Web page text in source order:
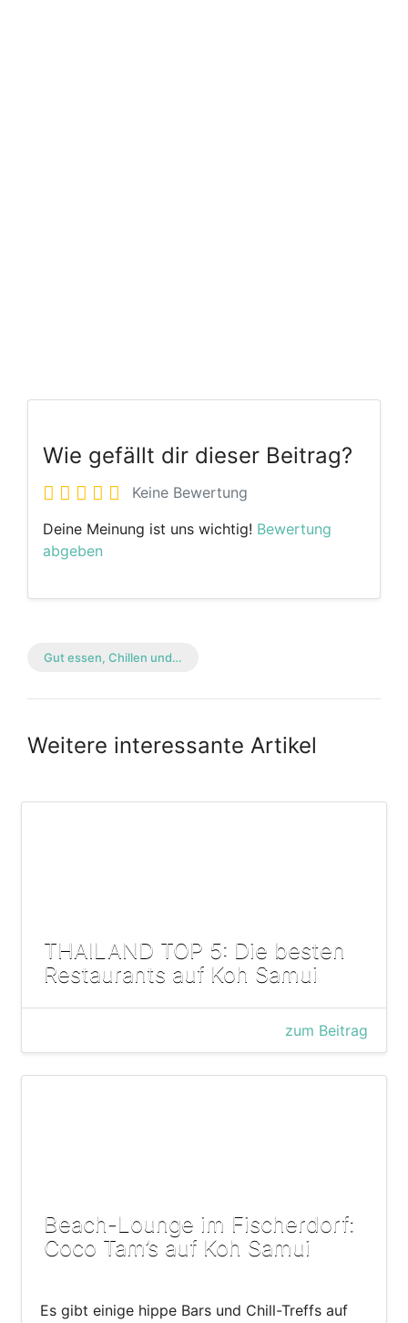
Wie gefällt dir dieser Beitrag?
Keine Bewertung
Deine Meinung ist uns wichtig! Bewertung
abgeben
Gut essen, Chillen und…
Weitere interessante Artikel
THAILAND TOP 5: Die besten
Restaurants auf Koh Samui
zum Beitrag
Beach-Lounge im Fischerdorf:
Coco Tam’s auf Koh Samui
Es gibt einige hippe Bars und Chill-Treffs auf